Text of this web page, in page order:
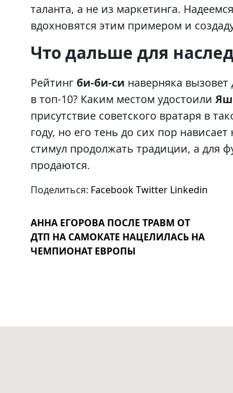
таланта, а не из маркетинга.
вдохновятся этим примером и
Что дальше для
Рейтинг би-би-си наверняка
в топ-10? Каким местом удостоили
присутствие советского вратаря в
году, но его тень до сих пор
стимул продолжать традиции, а для
продаются.
Поделиться: FacebookTwitter Linkedin
АННА ЕГОРОВА ПОСЛЕ ТРАВМ ОТ
ДТП НА САМОКАТЕ НАЦЕЛИЛАСЬ НА
ЧЕМПИОНАТ ЕВРОПЫ